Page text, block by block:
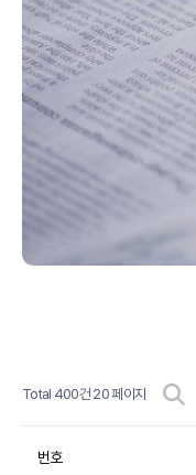
Total 400건 20 페이지
번호